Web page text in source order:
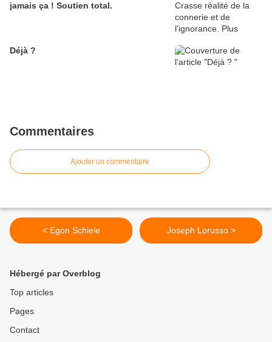
jamais ça ! Soutien total.
Déjà ?
Commentaires
Ajouter un commentaire
< Egon Schiele Joseph Lorusso >
Hébergé par Overblog
Top articles
Pages
Contact